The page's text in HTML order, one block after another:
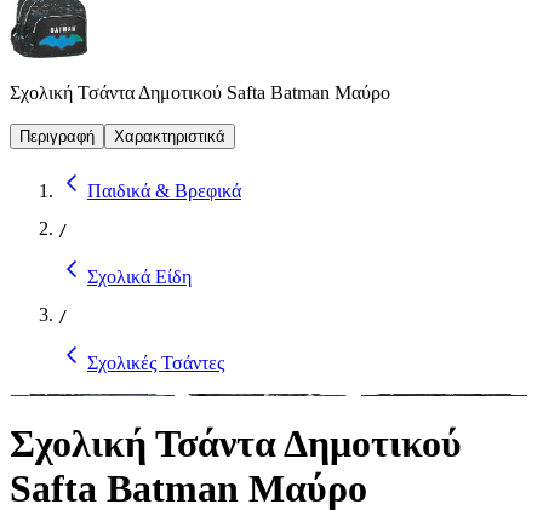
Σχολική Τσάντα Δημοτικού Safta Batman Μαύρο
Περιγραφή Χαρακτηριστικά
Παιδικά & Βρεφικά
/
Σχολικά Είδη
/
Σχολικές Τσάντες
Σχολική Τσάντα Δημοτικού
Safta Batman Μαύρο